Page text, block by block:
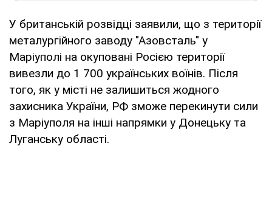
У британській розвідці заявили, що з території
металургійного заводу "Азовсталь" у
Маріуполі на окуповані Росією території
вивезли до 1 700 українських воїнів. Після
того, як у місті не залишиться жодного
захисника України, РФ зможе перекинути сили
з Маріуполя на інші напрямки у Донецьку та
Луганську області.